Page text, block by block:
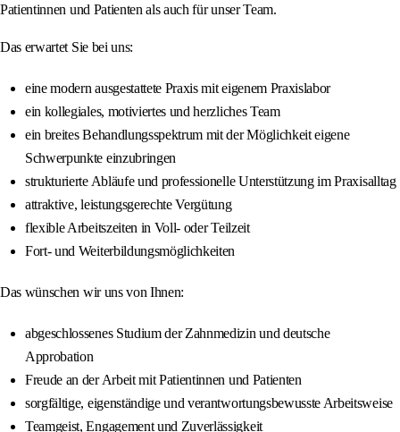
Patientinnen und Patienten als auch für unser Team.
Das erwartet Sie bei uns:
eine modern ausgestattete Praxis mit eigenem Praxislabor
ein kollegiales, motiviertes und herzliches Team
ein breites Behandlungsspektrum mit der Möglichkeit eigene
Schwerpunkte einzubringen
strukturierte Abläufe und professionelle Unterstützung im Praxisalltag
attraktive, leistungsgerechte Vergütung
flexible Arbeitszeiten in Voll- oder Teilzeit
Fort- und Weiterbildungsmöglichkeiten
Das wünschen wir uns von Ihnen:
abgeschlossenes Studium der Zahnmedizin und deutsche
Approbation
Freude an der Arbeit mit Patientinnen und Patienten
sorgfältige, eigenständige und verantwortungsbewusste Arbeitsweise
Teamgeist, Engagement und Zuverlässigkeit